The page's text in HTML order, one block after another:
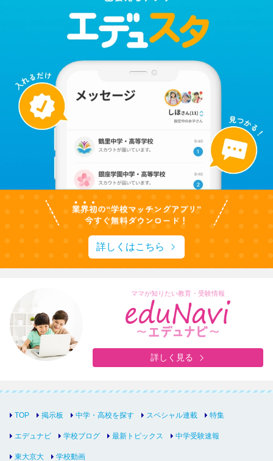
詳しくはこちら
ママが知りたい教育・受験情報
詳しく見る
TOP 掲示板 中学・高校を探す スペシャル連載 特集
エデュナビ 学校ブログ 最新トピックス 中学受験速報
東大京大 学校動画